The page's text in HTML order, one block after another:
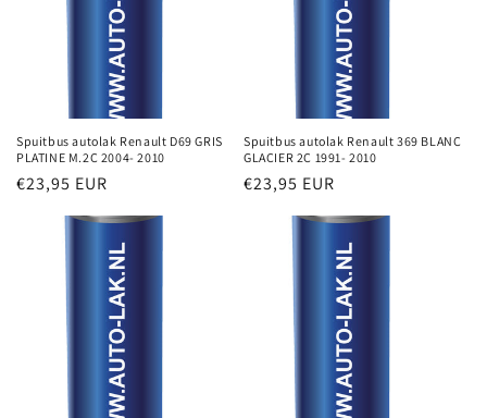
Spuitbus autolak Renault D69 GRIS
PLATINE M.2C 2004- 2010
Normale
€23,95 EUR
Spuitbus autolak Renault 369 BLANC
GLACIER 2C 1991- 2010
Normale
€23,95 EUR